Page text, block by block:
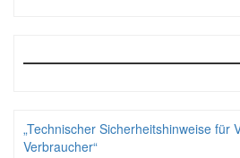
„Technischer Sicherheitshinweise für
Verbraucher“